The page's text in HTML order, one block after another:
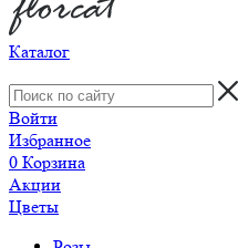
Каталог
Войти
Избранное
0 Корзина
Акции
Цветы